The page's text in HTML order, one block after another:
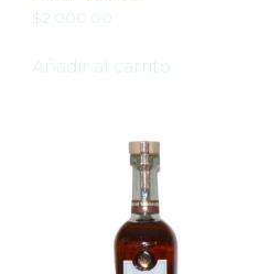
$2,000.00
Añadir al carrito